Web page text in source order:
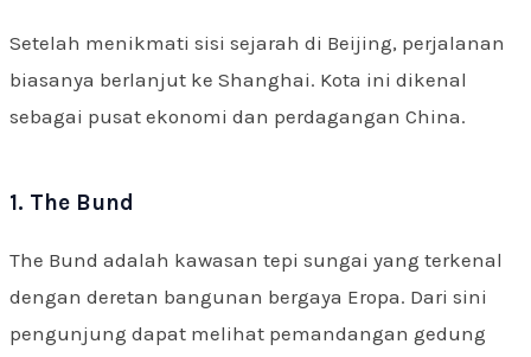
Setelah menikmati sisi sejarah di Beijing, perjalanan
biasanya berlanjut ke Shanghai. Kota ini dikenal
sebagai pusat ekonomi dan perdagangan China.
1. The Bund
The Bund adalah kawasan tepi sungai yang terkenal
dengan deretan bangunan bergaya Eropa. Dari sini
pengunjung dapat melihat pemandangan gedung